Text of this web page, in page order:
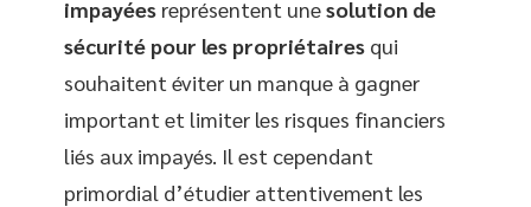
impayées représentent unesolution de
sécurité pour les propriétaires qui
souhaitent éviter un manque à gagner
important et limiter les risques financiers
liés aux impayés. Il est cependant
primordial d’étudier attentivement les